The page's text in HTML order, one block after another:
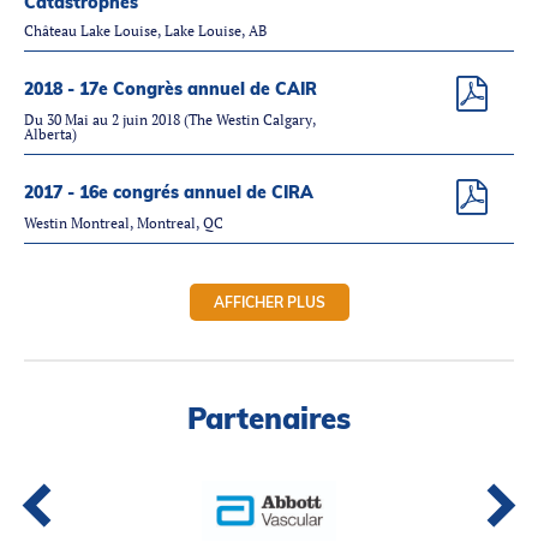
Château Lake Louise, Lake Louise, AB
2018 - 17e Congrès annuel de CAIR
Du 30 Mai au 2 juin 2018 (The Westin Calgary,
Alberta)
2017 - 16e congrés annuel de CIRA
Westin Montreal, Montreal, QC
AFFICHER PLUS
Partenaires